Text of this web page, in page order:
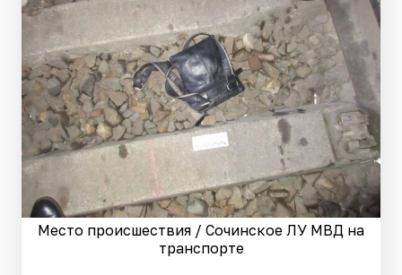
Место происшествия / Сочинское ЛУ МВД на
транспорте